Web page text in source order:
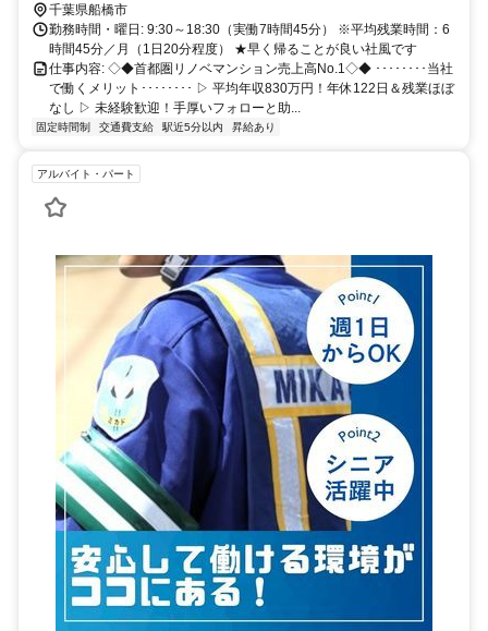
千葉県船橋市
勤務時間・曜日: 9:30～18:30（実働7時間45分） ※平均残業時間：6
時間45分／月（1日20分程度） ★早く帰ることが良い社風です
仕事内容: ◇◆首都圏リノベマンション売上高No.1◇◆ ････････当社
で働くメリット････････ ▷ 平均年収830万円！年休122日＆残業ほぼ
なし ▷ 未経験歓迎！手厚いフォローと助...
固定時間制 交通費支給 駅近5分以内 昇給あり
アルバイト・パート